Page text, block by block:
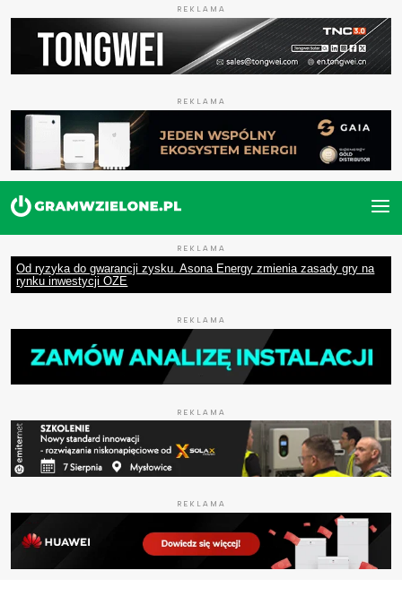
REKLAMA
REKLAMA
REKLAMA
Od ryzyka do gwarancji zysku. Asona Energy zmienia zasady gry na
rynku inwestycji OZE
REKLAMA
REKLAMA
REKLAMA